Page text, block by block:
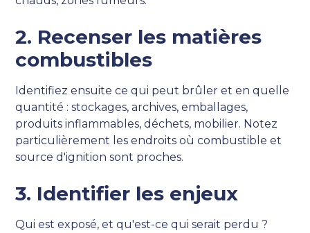
2. Recenser les matières
combustibles
Identifiez ensuite ce qui peut brûler et en quelle
quantité : stockages, archives, emballages,
produits inflammables, déchets, mobilier. Notez
particulièrement les endroits où combustible et
source d'ignition sont proches.
3. Identifier les enjeux
Qui est exposé, et qu'est-ce qui serait perdu ?